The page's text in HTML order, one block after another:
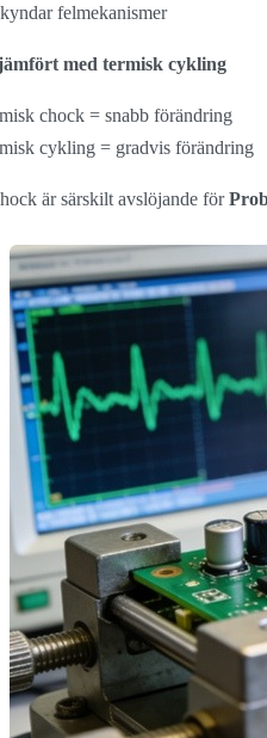
felmekanismer
med termisk cykling
chock = snabb förändring
cykling = gradvis förändring
är särskilt avslöjande för